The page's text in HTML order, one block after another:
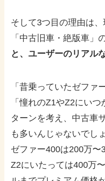
そして3つ目の理由は
「中古旧車・絶版車」
と、ユーザーのリアル
「昔乗っていたゼファ
「憧れのZ1やZ2にい
ターンを考え、中古車
も多いんじゃないでし
ゼファー400は200万〜
Z2にいたっては400万